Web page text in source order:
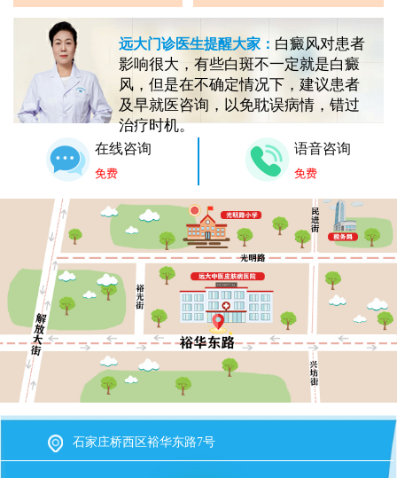
远大门诊医生提醒大家： 白癜风对患者
影响很大，有些白斑不一定就是白癜
风，但是在不确定情况下，建议患者
及早就医咨询，以免耽误病情，错过
治疗时机。
在线咨询
免费
语音咨询
免费
石家庄桥西区裕华东路7号